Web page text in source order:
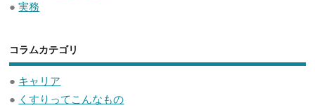
●実務
コラムカテゴリ
● キャリア
● くすりってこんなもの